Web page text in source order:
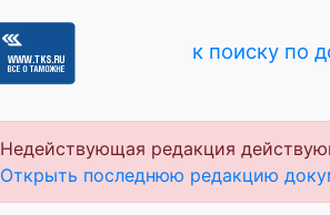
к поиску по
Недействующая редакция
Открыть последнюю редакцию